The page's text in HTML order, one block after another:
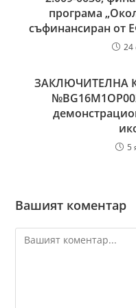
програма
съфинансиран от
24
ЗАКЛЮЧИТЕЛНА
5
Вашият коментар